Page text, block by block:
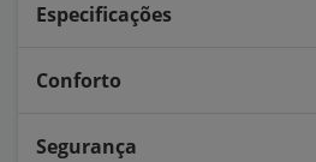
Especificações
Conforto
Segurança